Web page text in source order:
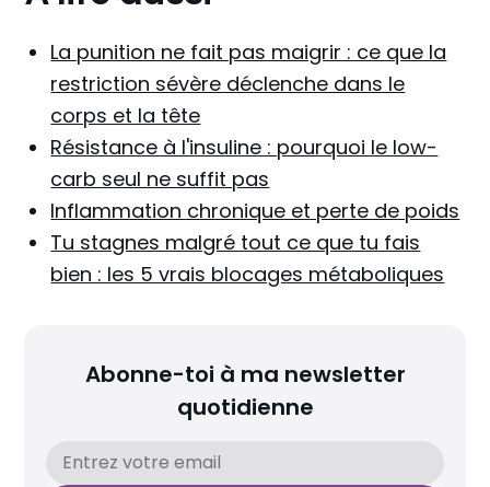
La punition ne fait pas maigrir : ce que la
restriction sévère déclenche dans le
corps et la tête
Résistance à l'insuline : pourquoi le low-
carb seul ne suffit pas
Inflammation chronique et perte de poids
Tu stagnes malgré tout ce que tu fais
bien : les 5 vrais blocages métaboliques
Abonne-toi à ma newsletter
quotidienne